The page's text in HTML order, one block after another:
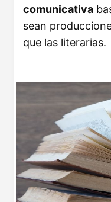
comunicativa
sean
que las literarias.